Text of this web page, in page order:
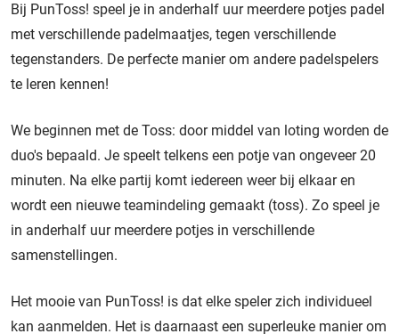
Bij PunToss! speel je in anderhalf uur meerdere potjes padel
met verschillende padelmaatjes, tegen verschillende
tegenstanders. De perfecte manier om andere padelspelers
te leren kennen!
We beginnen met de Toss: door middel van loting worden de
duo's bepaald. Je speelt telkens een potje van ongeveer 20
minuten. Na elke partij komt iedereen weer bij elkaar en
wordt een nieuwe teamindeling gemaakt (toss). Zo speel je
in anderhalf uur meerdere potjes in verschillende
samenstellingen.
Het mooie van PunToss! is dat elke speler zich individueel
kan aanmelden. Het is daarnaast een superleuke manier om